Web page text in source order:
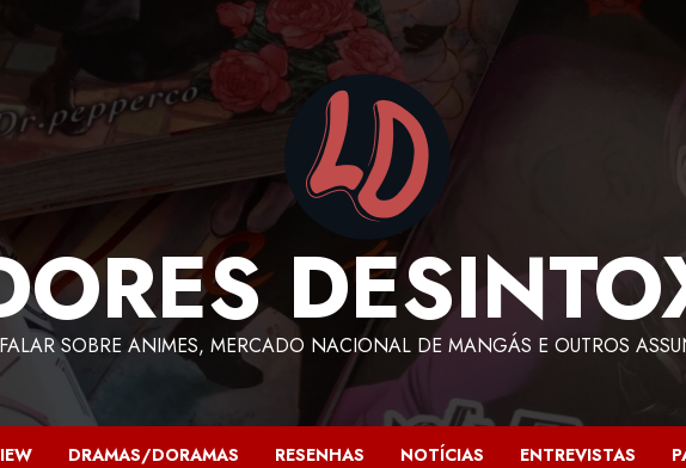
SOBRE ANIMES, MERCADO NACIONAL DE MANGÁS E OUTROS
DRAMAS/DORAMAS RESENHAS NOTÍCIAS ENTREVISTAS